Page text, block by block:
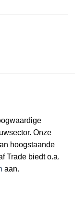
Onze
hoogstaande
Trade biedt o.a.
aan.